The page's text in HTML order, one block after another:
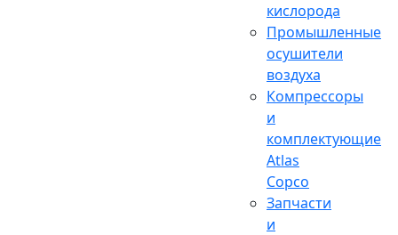
кислорода
Промышленные
осушители
воздуха
Компрессоры
и
комплектующие
Atlas
Copco
Запчасти
и